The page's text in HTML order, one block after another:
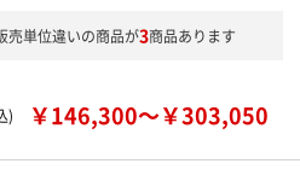
売単位違いの商品が3商品あります
)
￥146,300～￥303,050